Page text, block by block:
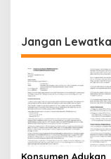
Jangan
Konsumen Adukan